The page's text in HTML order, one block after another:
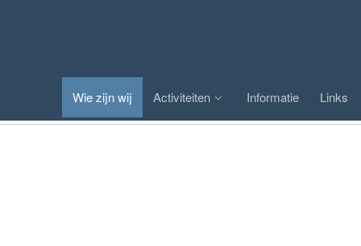
Wie zijn wij Activiteiten Informatie Links